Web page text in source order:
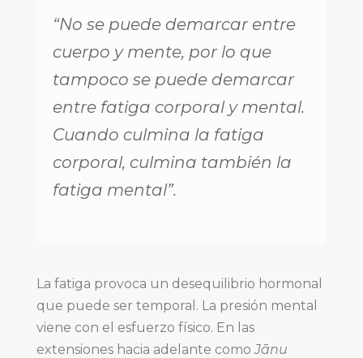
“No se puede demarcar entre
cuerpo y mente, por lo que
tampoco se puede demarcar
entre fatiga corporal y mental.
Cuando culmina la fatiga
corporal, culmina también la
fatiga mental”.
La fatiga provoca un desequilibrio hormonal
que puede ser temporal. La presión mental
viene con el esfuerzo físico. En las
extensiones hacia adelante comoJānu